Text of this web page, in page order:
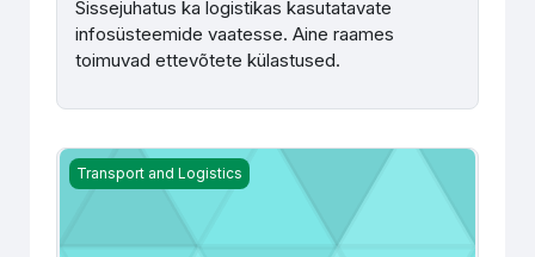
Sissejuhatus ka logistikas kasutatavate
infosüsteemide vaatesse. Aine raames
toimuvad ettevõtete külastused.
Logistika alused (2021) - E. Punane
Transport and Logistics